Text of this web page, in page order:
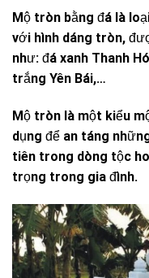
Mộ tròn bằng đá là
với hình dáng tròn,
như: đá xanh Thanh
trắng Yên Bái,…
Mộ tròn là một kiểu
dụng để an táng
tiên trong dòng tộc
trọng trong gia đình.